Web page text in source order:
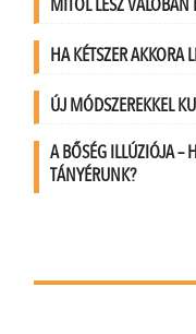
HA KÉTSZER
ÚJ MÓDSZEREKKEL
A BŐSÉG ILLÚZIÓJA –
TÁNYÉRUNK?